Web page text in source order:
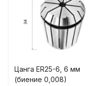
Цанга ER25-6, 6 мм
(биение 0,008)